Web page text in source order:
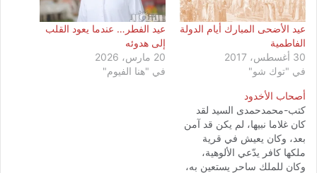
عيد الأضحى المبارك أيام الدولة
الفاطمية
30 أغسطس، 2017
في "توك شو"
عيد الفطر… عندما يعود القلب
إلى هدوئه
20 مارس، 2026
في "هنا الفيوم"
أصحاب الأخدود
كتب-محمدحمدى السيد لقد
كان غلاما نبيها، لم يكن قد آمن
بعد، وكان يعيش في قرية
ملكها كافر يدّعي الألوهية،
وكان للملك ساحر يستعين به،